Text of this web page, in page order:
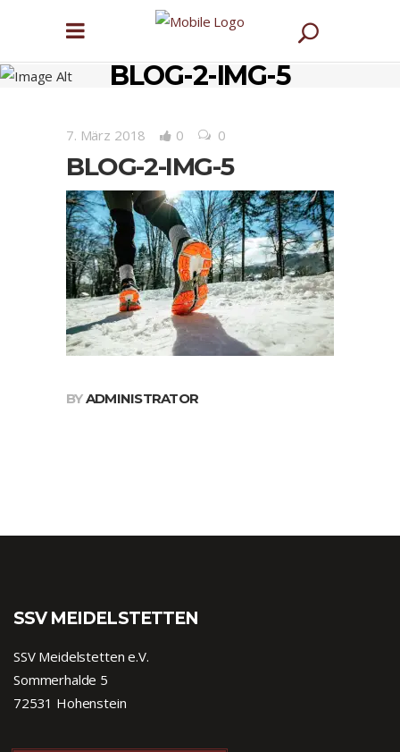
BLOG-2-IMG-5
7. März 2018 0 0
BLOG-2-IMG-5
BYADMINISTRATOR
SSV MEIDELSTETTEN
SSV Meidelstetten e.V.
Sommerhalde 5
72531 Hohenstein